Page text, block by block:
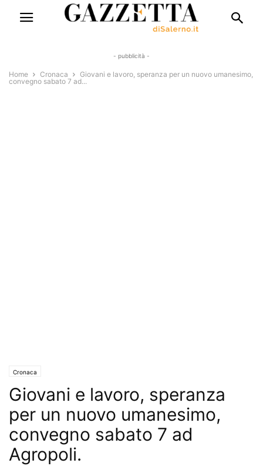
- pubblicità -
Home Cronaca
Giovani e lavoro, speranza per un nuovo umanesimo,
convegno sabato 7 ad...
Cronaca
Giovani e lavoro, speranza
per un nuovo umanesimo,
convegno sabato 7 ad
Agropoli.